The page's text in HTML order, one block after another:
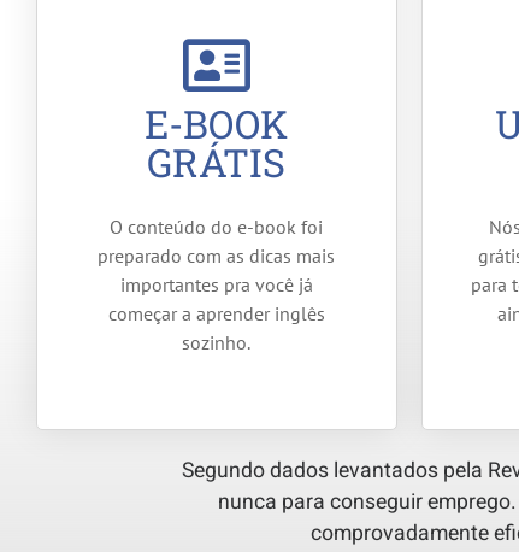
E-BOOK
GRÁTIS
O conteúdo do e-book foi
preparado com as dicas mais
importantes pra você já
começar a aprender inglês
sozinho.
para
Segundo dados levantados pela
nunca para conseguir
comprovadamente